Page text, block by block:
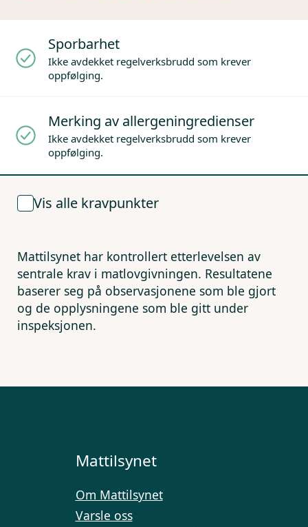
Sporbarhet
Ikke avdekket regelverksbrudd som krever
oppfølging.
Merking av allergeningredienser
Ikke avdekket regelverksbrudd som krever
oppfølging.
Vis alle kravpunkter
Mattilsynet har kontrollert etterlevelsen av
sentrale krav i matlovgivningen. Resultatene
baserer seg på observasjonene som ble gjort
og de opplysningene som ble gitt under
inspeksjonen.
Mattilsynet
Om Mattilsynet
Varsle oss